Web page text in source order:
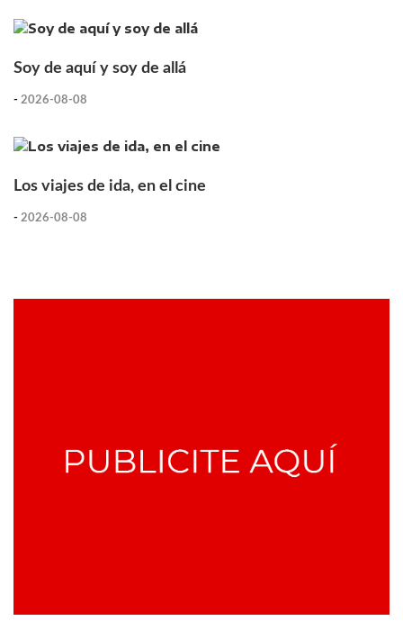
Soy de aquí y soy de allá
- 2026-08-08
Los viajes de ida, en el cine
- 2026-08-08